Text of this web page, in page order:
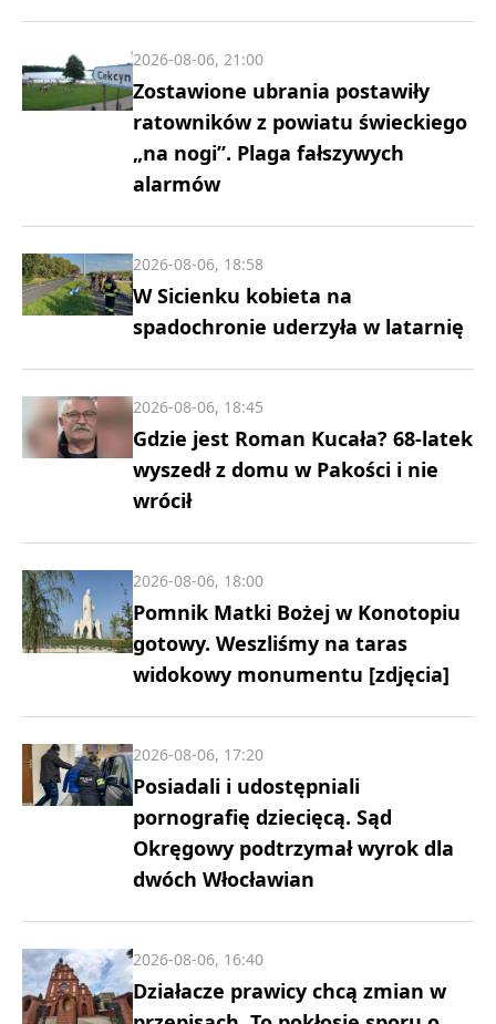
Zostawione ubrania postawiły
ratowników z powiatu świeckiego
„na nogi”. Plaga fałszywych
alarmów
2026-08-06, 21:00
W Sicienku kobieta na
spadochronie uderzyła w latarnię
2026-08-06, 18:58
Gdzie jest Roman Kucała? 68-latek
wyszedł z domu w Pakości i nie
wrócił
2026-08-06, 18:45
Pomnik Matki Bożej w Konotopiu
gotowy. Weszliśmy na taras
widokowy monumentu [zdjęcia]
2026-08-06, 18:00
Posiadali i udostępniali
pornografię dziecięcą. Sąd
Okręgowy podtrzymał wyrok dla
dwóch Włocławian
2026-08-06, 17:20
Działacze prawicy chcą zmian w
2026-08-06, 16:40